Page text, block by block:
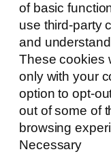
of basic
use third-party
and
These cookies
only with your
option to opt-
out of some of
browsing
Necessary